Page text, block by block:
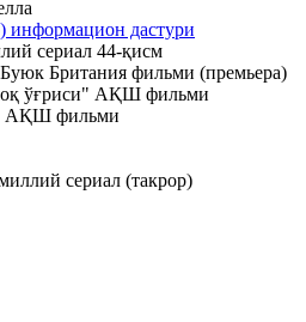
дастури
сериал 44-қисм
Британия фильми (премьера)
ўғриси" АҚШ фильми
АҚШ фильми
сериал (такрор)